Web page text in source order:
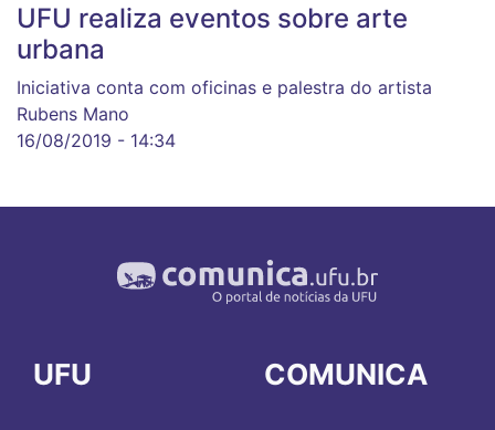
UFU realiza eventos sobre arte
urbana
Iniciativa conta com oficinas e palestra do artista
Rubens Mano
16/08/2019 - 14:34
UFU COMUNICA